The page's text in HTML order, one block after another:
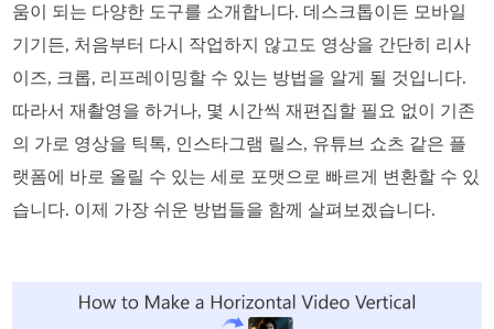
움이 되는 다양한 도구를 소개합니다. 데스크톱이든 모바일
기기든, 처음부터 다시 작업하지 않고도 영상을 간단히 리사
이즈, 크롭, 리프레이밍할 수 있는 방법을 알게 될 것입니다.
따라서 재촬영을 하거나, 몇 시간씩 재편집할 필요 없이 기존
의 가로 영상을 틱톡, 인스타그램 릴스, 유튜브 쇼츠 같은 플
랫폼에 바로 올릴 수 있는 세로 포맷으로 빠르게 변환할 수 있
습니다. 이제 가장 쉬운 방법들을 함께 살펴보겠습니다.